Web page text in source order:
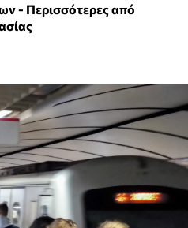
- Περισσότερες από